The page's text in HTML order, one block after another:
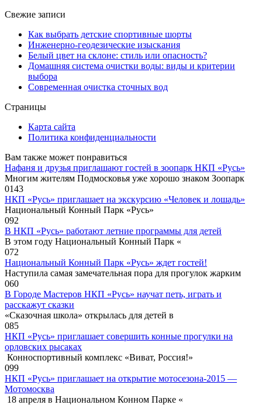
Свежие записи
Как выбрать детские спортивные шорты
Инженерно-геодезические изыскания
Белый цвет на склоне: стиль или опасность?
Домашняя система очистки воды: виды и критерии
выбора
Современная очистка сточных вод
Страницы
Карта сайта
Политика конфиденциальности
Вам также может понравиться
Нафаня и друзья приглашают гостей в зоопарк НКП «Русь»
Многим жителям Подмосковья уже хорошо знаком Зоопарк
0143
НКП «Русь» приглашает на экскурсию «Человек и лошадь»
Национальный Конный Парк «Русь»
092
В НКП «Русь» работают летние программы для детей
В этом году Национальный Конный Парк «
072
Национальный Конный Парк «Русь» ждет гостей!
Наступила самая замечательная пора для прогулок жарким
060
В Городе Мастеров НКП «Русь» научат петь, играть и
расскажут сказки
«Сказочная школа» открылась для детей в
085
НКП «Русь» приглашает совершить конные прогулки на
орловских рысаках
Конноспортивный комплекс «Виват, Россия!»
099
НКП «Русь» приглашает на открытие мотосезона-2015 —
Мотомосква
18 апреля в Национальном Конном Парке «